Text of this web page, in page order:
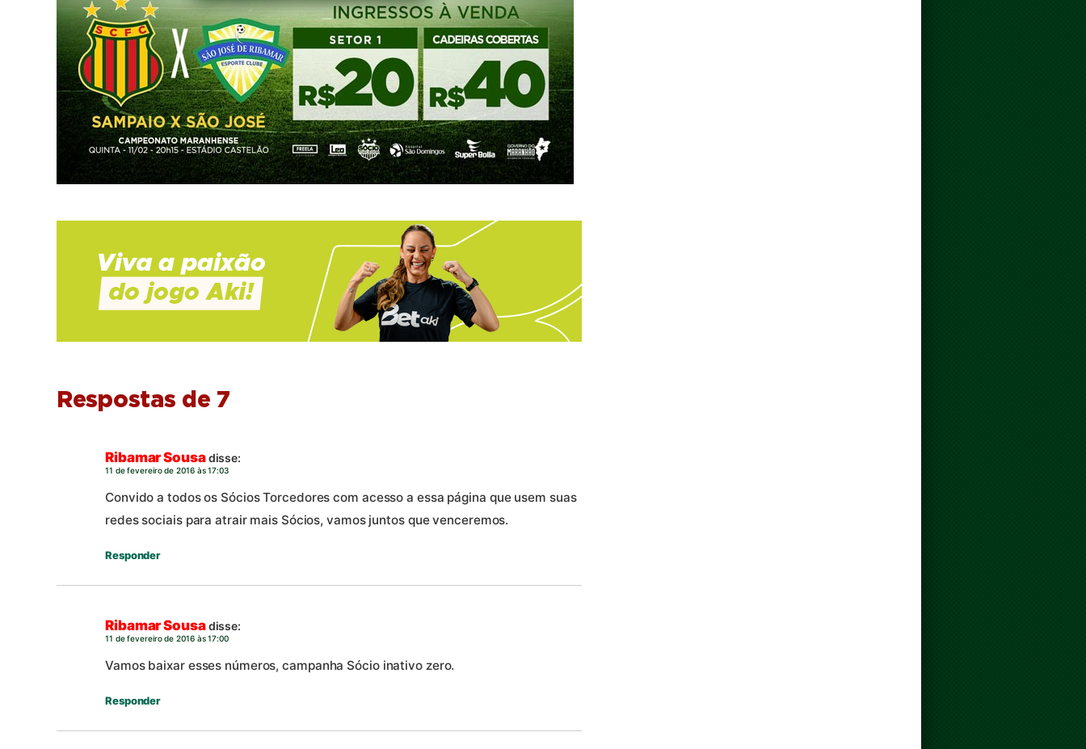
Respostas de 7
Ribamar Sousadisse:
11 de fevereiro de 2016 às 17:03
Convido a todos os Sócios Torcedores com acesso a essa página que usem suas
redes sociais para atrair mais Sócios, vamos juntos que venceremos.
Responder
Ribamar Sousadisse:
11 de fevereiro de 2016 às 17:00
Vamos baixar esses números, campanha Sócio inativo zero.
Responder